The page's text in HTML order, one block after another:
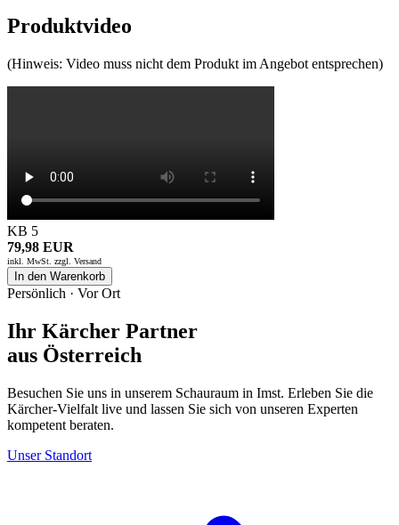
Produktvideo
(Hinweis: Video muss nicht dem Produkt im Angebot entsprechen)
KB 5
79,98 EUR
inkl. MwSt. zzgl. Versand
In den Warenkorb
Persönlich · Vor Ort
Ihr Kärcher Partner
aus Österreich
Besuchen Sie uns in unserem Schauraum in Imst. Erleben Sie die
Kärcher-Vielfalt live und lassen Sie sich von unseren Experten
kompetent beraten.
Unser Standort